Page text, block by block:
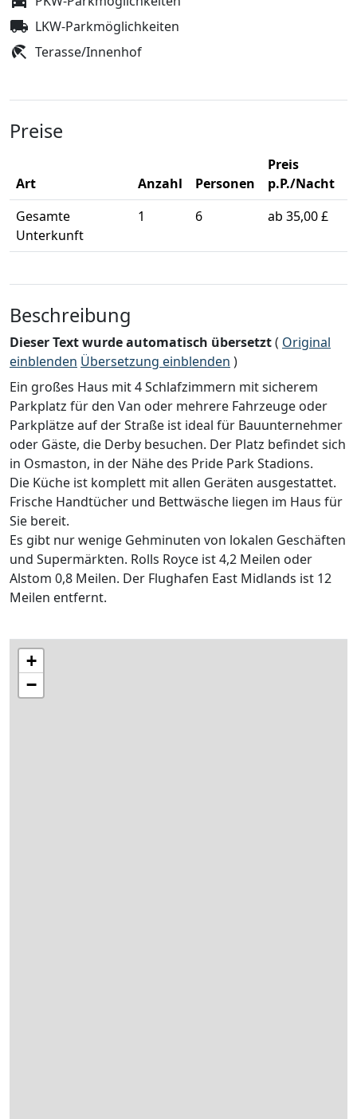
LKW-Parkmöglichkeiten
Terasse/Innenhof
Preise
Art Anzahl Personen
Preis
p.P./Nacht
Gesamte
Unterkunft
1 6 ab 35,00 £
Beschreibung
Dieser Text wurde automatisch übersetzt( Original
einblenden Übersetzung einblenden )
Ein großes Haus mit 4 Schlafzimmern mit sicherem
Parkplatz für den Van oder mehrere Fahrzeuge oder
Parkplätze auf der Straße ist ideal für Bauunternehmer
oder Gäste, die Derby besuchen. Der Platz befindet sich
in Osmaston, in der Nähe des Pride Park Stadions.
Die Küche ist komplett mit allen Geräten ausgestattet.
Frische Handtücher und Bettwäsche liegen im Haus für
Sie bereit.
Es gibt nur wenige Gehminuten von lokalen Geschäften
und Supermärkten. Rolls Royce ist 4,2 Meilen oder
Alstom 0,8 Meilen. Der Flughafen East Midlands ist 12
Meilen entfernt.
+
−